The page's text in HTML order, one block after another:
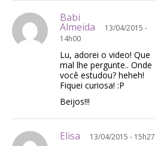
Babi
Almeida
13/04/2015 -
14h00
Lu, adorei o video! Que
mal lhe pergunte.. Onde
você estudou? heheh!
Fiquei curiosa! :P
Beijos!!!
Elisa 13/04/2015 - 15h27